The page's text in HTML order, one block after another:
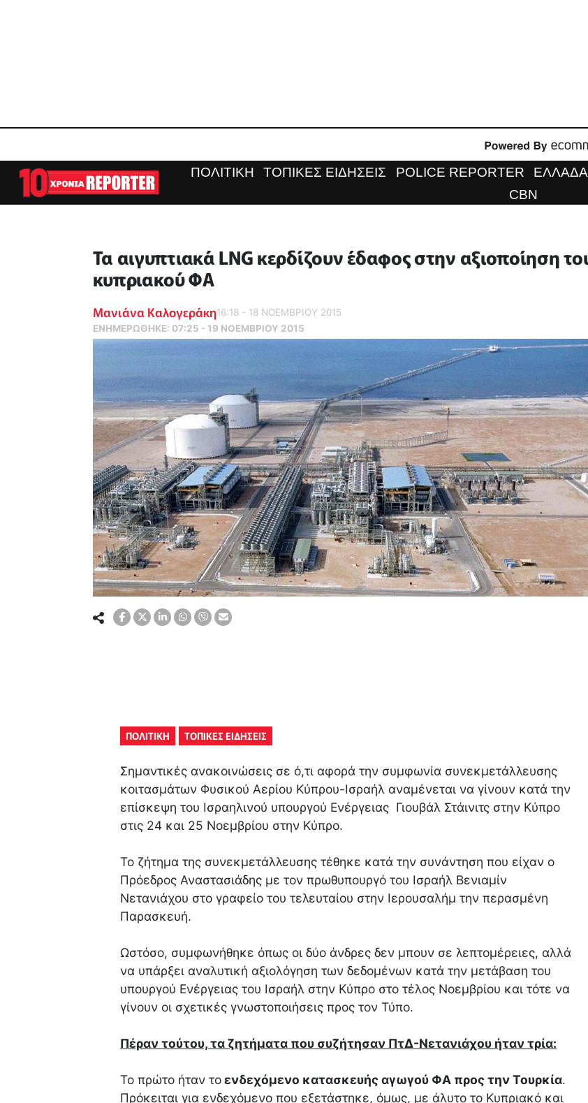
ΠΟΛΙΤΙΚΗ ΤΟΠΙΚΕΣ ΕΙΔΗΣΕΙΣ POLICE REPORTER ΕΛΛΑΔΑ
CBN
Τα αιγυπτιακά LNG κερδίζουν έδαφος στην αξιοποίηση
κυπριακού ΦΑ
Μανιάνα Καλογεράκη16:18 - 18 ΝΟΕΜΒΡΙΟΥ 2015
ΕΝΗΜΕΡΏΘΗΚΕ: 07:25 - 19 ΝΟΕΜΒΡΙΟΥ 2015
ΠΟΛΙΤΙΚΗ ΤΟΠΙΚΕΣ ΕΙΔΗΣΕΙΣ
Σημαντικές ανακοινώσεις σε ό,τι αφορά την συμφωνία συνεκμετάλλευσης
κοιτασμάτων Φυσικού Αερίου Κύπρου-Ισραήλ αναμένεται να γίνουν κατά την
επίσκεψη του Ισραηλινού υπουργού Ενέργειας Γιουβάλ Στάινιτς στην Κύπρο
στις 24 και 25 Νοεμβρίου στην Κύπρο.
Το ζήτημα της συνεκμετάλλευσης τέθηκε κατά την συνάντηση που είχαν ο
Πρόεδρος Αναστασιάδης με τον πρωθυπουργό του Ισραήλ Βενιαμίν
Νετανιάχου στο γραφείο του τελευταίου στην Ιερουσαλήμ την περασμένη
Παρασκευή.
Ωστόσο, συμφωνήθηκε όπως οι δύο άνδρες δεν μπουν σε λεπτομέρειες, αλλά
να υπάρξει αναλυτική αξιολόγηση των δεδομένων κατά την μετάβαση του
υπουργού Ενέργειας του Ισραήλ στην Κύπρο στο τέλος Νοεμβρίου και τότε να
γίνουν οι σχετικές γνωστοποιήσεις προς τον Τύπο.
Πέραν τούτου, τα ζητήματα που συζήτησαν ΠτΔ-Νετανιάχου ήταν τρία:
Το πρώτο ήταν τοενδεχόμενο κατασκευής αγωγού ΦΑ προς την Τουρκία.
Πρόκειται για ενδεχόμενο που εξετάστηκε, όμως, με άλυτο το Κυπριακό και